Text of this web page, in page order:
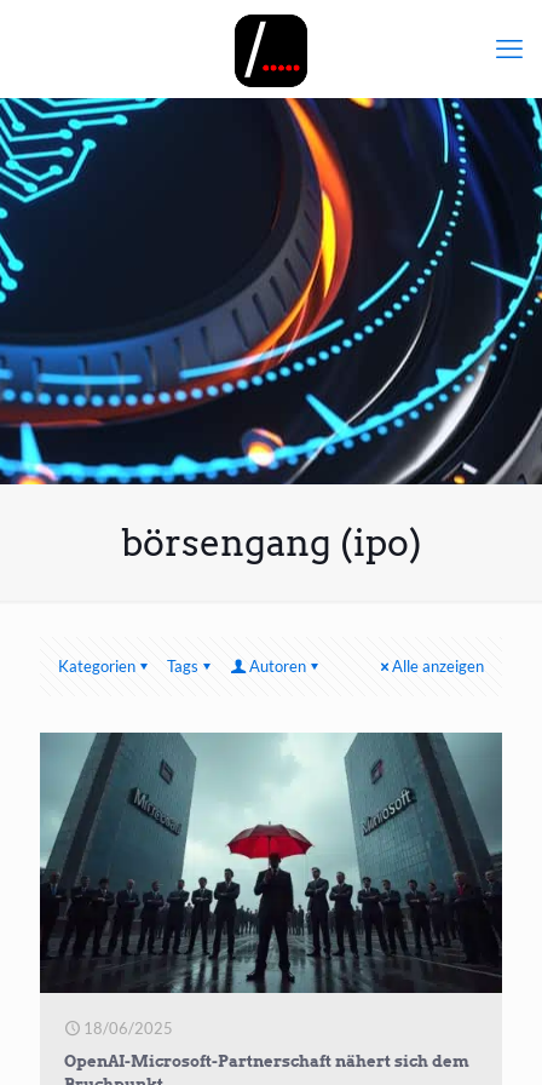
börsengang (ipo)
Kategorien Tags Autoren Alle anzeigen
18/06/2025
OpenAI-Microsoft-Partnerschaft nähert sich dem